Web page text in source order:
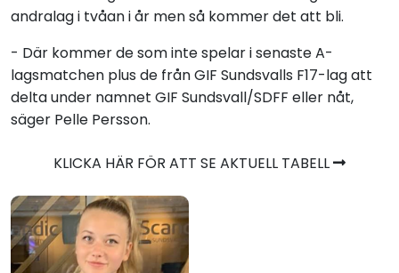
andralag i tvåan i år men så kommer det att bli.
- Där kommer de som inte spelar i senaste A-
lagsmatchen plus de från GIF Sundsvalls F17-lag att
delta under namnet GIF Sundsvall/SDFF eller nåt,
säger Pelle Persson.
KLICKA HÄR FÖR ATT SE AKTUELL TABELL